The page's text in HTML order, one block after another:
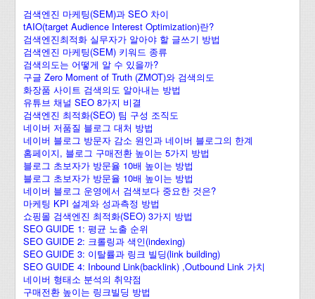
검색엔진 마케팅(SEM)과 SEO 차이
tAIO(target Audience Interest Optimization)란?
검색엔진최적화 실무자가 알아야 할 글쓰기 방법
검색엔진 마케팅(SEM) 키워드 종류
검색의도는 어떻게 알 수 있을까?
구글 Zero Moment of Truth (ZMOT)와 검색의도
화장품 사이트 검색의도 알아내는 방법
유튜브 채널 SEO 8가지 비결
검색엔진 최적화(SEO) 팀 구성 조직도
네이버 저품질 블로그 대처 방법
네이버 블로그 방문자 감소 원인과 네이버 블로그의 한계
홈페이지, 블로그 구매전환 높이는 5가지 방법
블로그 초보자가 방문율 10배 높이는 방법
블로그 초보자가 방문율 10배 높이는 방법
네이버 블로그 운영에서 검색보다 중요한 것은?
마케팅 KPI 설계와 성과측정 방법
쇼핑몰 검색엔진 최적화(SEO) 3가지 방법
SEO GUIDE 1: 평균 노출 순위
SEO GUIDE 2: 크롤링과 색인(indexing)
SEO GUIDE 3: 이탈률과 링크 빌딩(link building)
SEO GUIDE 4: Inbound Link(backlink) ,Outbound Link 가치
네이버 형태소 분석의 취약점
구매전환 높이는 링크빌딩 방법